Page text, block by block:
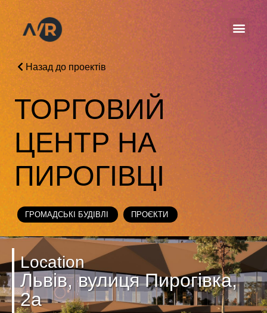
Назад до проектів
ТОРГОВИЙ
ЦЕНТР НА
ПИРОГІВЦІ
ГРОМАДСЬКІ БУДІВЛІ ПРОЄКТИ
Location
Львів, вулиця Пирогівка,
2а